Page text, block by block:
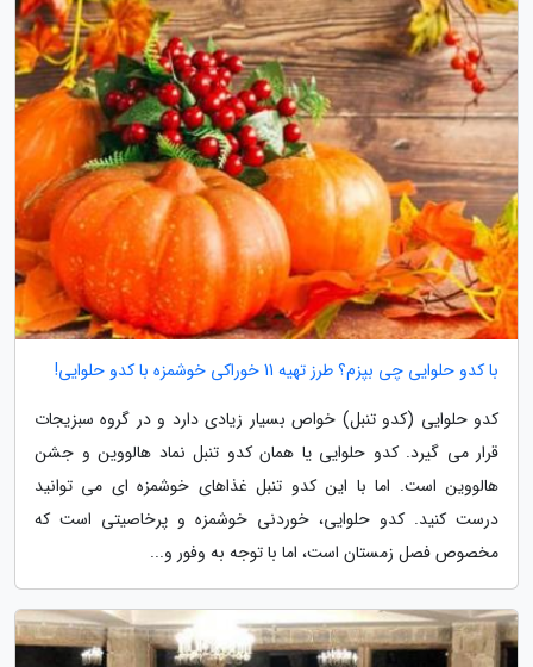
با کدو حلوایی چی بپزم؟ طرز تهیه 11 خوراکی خوشمزه با کدو حلوایی!
کدو حلوایی (کدو تنبل) خواص بسیار زیادی دارد و در گروه سبزیجات
قرار می گیرد. کدو حلوایی یا همان کدو تنبل نماد هالووین و جشن
هالووین است. اما با این کدو تنبل غذاهای خوشمزه ای می توانید
درست کنید. کدو حلوایی، خوردنی خوشمزه و پرخاصیتی است که
مخصوص فصل زمستان است، اما با توجه به وفور و...